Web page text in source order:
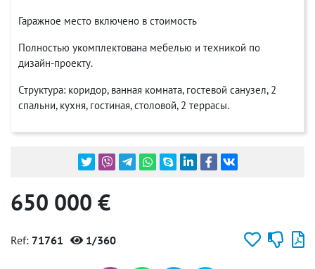
Гаражное место включено в стоимость
Полностью укомплектована мебелью и техникой по
дизайн-проекту.
Структура: коридор, ванная комната, гостевой санузел, 2
спальни, кухня, гостиная, столовой, 2 террасы.
650 000 €
Ref: 71761 1/360